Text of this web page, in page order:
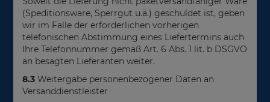
(Speditionsware, Sperrgut u.ä.) geschuldet ist, geben
wir im Falle der erforderlichen vorherigen
telefonischen Abstimmung eines Liefertermins auch
Ihre Telefonnummer gemäß Art. 6 Abs. 1 lit. b DSGVO
an besagten Lieferanten weiter.
8.3 Weitergabe personenbezogener Daten an
Versanddienstleister